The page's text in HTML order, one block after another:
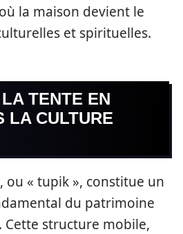
la maison devient le
et spirituelles.
TENTE EN
LA CULTURE
ou « tupik », constitue un
du patrimoine
structure mobile,